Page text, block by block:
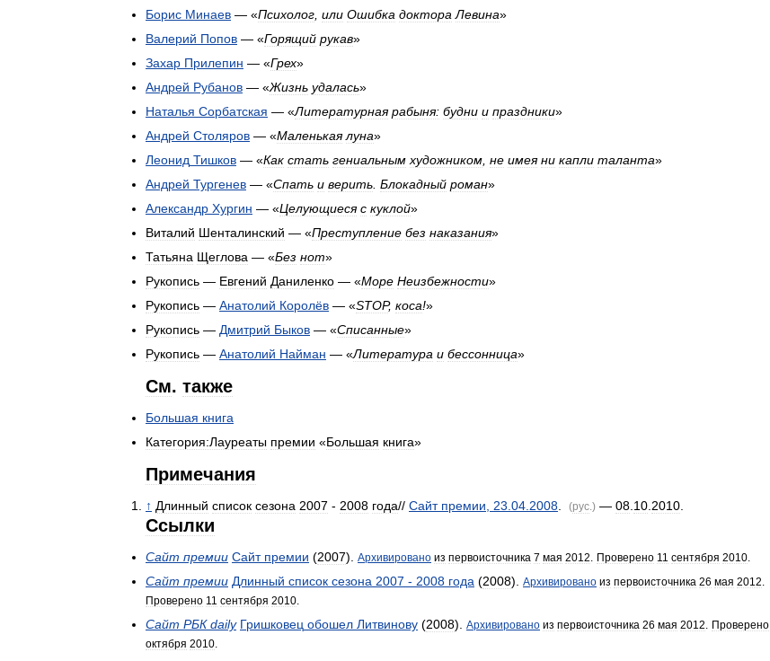
Борис Минаев — «Психолог или Ошибка доктора Левина»
Валерий Попов — «Горящий рукав»
Захар Прилепин — «Грех»
Андрей Рубанов — «Жизнь удалась»
Наталья Сорбатская — «Литературная рабыня: будни и праздники»
Андрей Столяров — «Маленькая луна»
Леонид Тишков — «Как стать гениальным художником не имея ни капли таланта»
Андрей Тургенев — «Спать и верить Блокадный роман»
Александр Хургин — «Целующиеся с куклой»
Виталий Шенталинский — «Преступление без наказания»
Татьяна Щеглова — «Без нот»
Рукопись — Евгений Даниленко — «Море Неизбежности»
Рукопись — Анатолий Королёв — «STOP, коса!»
Рукопись — Дмитрий Быков — «Списанные»
Рукопись — Анатолий Найман — «Литература и бессонница»
См. также
Большая книга
Категория:Лауреаты премии «Большая книга»
Примечания
↑ Длинный список сезона 2007 - 2008 года// Сайт премии 23 04 2008 (рус .) — 08 10 2010
Ссылки
Сайт премии Сайт премии (2007). Архивировано из первоисточника 7 мая 2012 Проверено 11 сентября 2010
Сайт премии Длинный список сезона 2007 - 2008 года (2008). Архивировано из первоисточника 26 мая 2012
Проверено 11 сентября 2010
Сайт РБК daily Гришковец обошел Литвинову (2008). Архивировано из первоисточника 26 мая 2012 Проверено
октября 2010